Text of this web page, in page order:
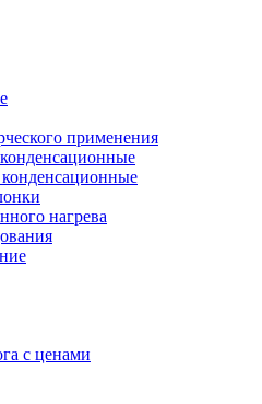
применения
нагрева
с ценами